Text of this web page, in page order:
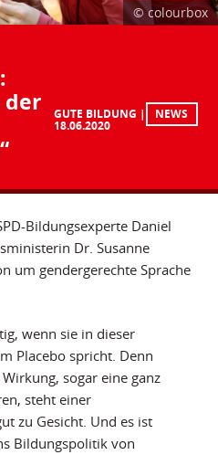
© colourbox
der
GUTE BILDUNG
18.06.2020
NEWS
Bildungsexperte Daniel
Dr. Susanne
um gendergerechte Sprache
wenn sie in dieser
Placebo spricht. Denn
sogar eine ganz
steht einer
zu Gesicht. Und es ist
Bildungspolitik von